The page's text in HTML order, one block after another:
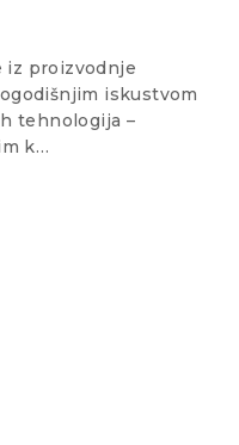
iz proizvodnje
iskustvom
tehnologija –
k…